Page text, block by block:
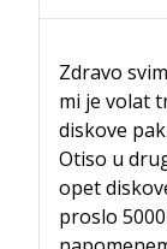
Zdravo
mi je volat
diskove
Otiso u
opet
proslo